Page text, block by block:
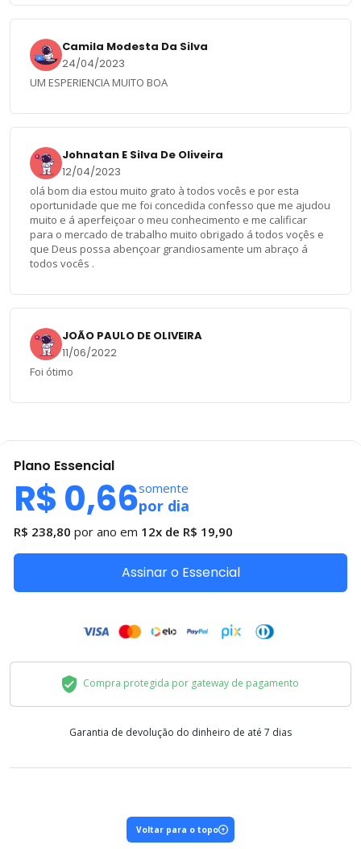
Camila Modesta Da Silva
24/04/2023
UM ESPERIENCIA MUITO BOA
Johnatan E Silva De Oliveira
12/04/2023
olá bom dia estou muito grato à todos vocês e por esta
oportunidade que me foi concedida confesso que me ajudou
muito e á aperfeiçoar o meu conhecimento e me calificar
para o mercado de trabalho muito obrigado á todos voçês e
que Deus possa abençoar grandiosamente um abraço á
todos vocês .
JOÃO PAULO DE OLIVEIRA
11/06/2022
Foi ótimo
Plano Essencial
R$ 0,66somente
por dia
R$ 238,80 por ano em 12x de R$ 19,90
Assinar o Essencial
Compra protegida por gateway de pagamento
Garantia de devolução do dinheiro de até 7 dias
Voltar para o topo